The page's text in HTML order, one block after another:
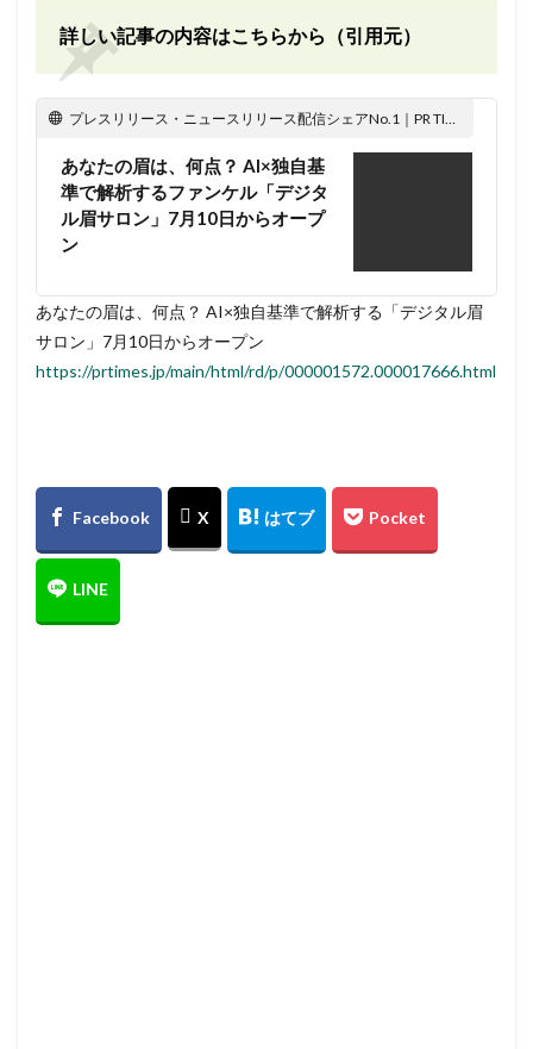
詳しい記事の内容はこちらから（引用元）
プレスリリース・ニュースリリース配信シェアNo.1｜PR TIMES
あなたの眉は、何点？ AI×独自基
準で解析するファンケル「デジタ
ル眉サロン」7月10日からオープ
ン
あなたの眉は、何点？ AI×独自基準で解析する「デジタル眉
サロン」7月10日からオープン
https://prtimes.jp/main/html/rd/p/000001572.000017666.html